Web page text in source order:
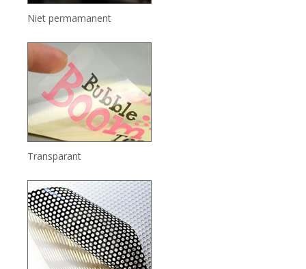
Niet permamanent
Transparant